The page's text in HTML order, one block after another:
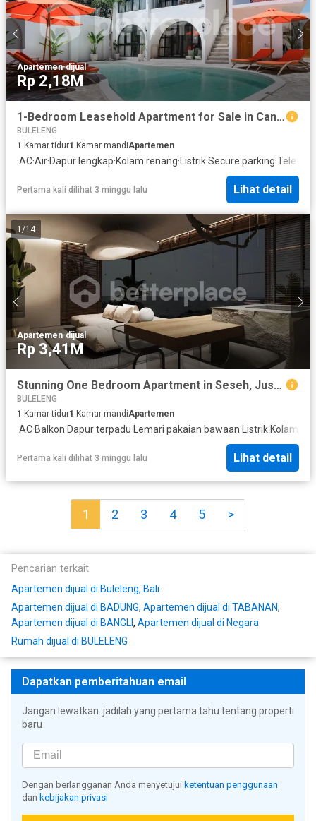
Apartemen·dijual
Rp 2,18M
1-Bedroom Leasehold Apartment for Sale in Canggu - Seseh, Just 5 Minutes Walk from the Beach
BULELENG
1 Kamar tidur1 Kamar mandiApartemen
·AC·Air·Dapur lengkap·Kolam renang· Listrik·Secure parking·Televisi
Pertama kali dilihat 3 minggu lalu Lihat detail
1 /14
Apartemen·dijual
Rp 3,41M
Stunning One Bedroom Apartment in Seseh, Just 200 Meters to The Beach
BULELENG
1 Kamar tidur1 Kamar mandiApartemen
·AC·Balkon·Dapur terpadu· Lemari pakaian bawaan· Listrik·Kolam
Pertama kali dilihat 3 minggu lalu Lihat detail
1 2 3 4 5 >
Pencarian terkait
Apartemen dijual di Buleleng, Bali
Apartemen dijual di BADUNG, Apartemen dijual di TABANAN,
Apartemen dijual di BANGLI, Apartemen dijual di Negara
Rumah dijual di BULELENG
Dapatkan pemberitahuan email
Jangan lewatkan: jadilah yang pertama tahu tentang properti
baru
Dengan berlangganan Anda menyetujui ketentuan penggunaan
dan kebijakan privasi